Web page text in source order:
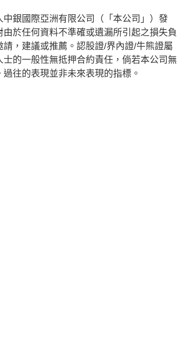
銀國際亞洲有限公司（「本公司」）發
於任何資料不準確或遺漏所引起之損失負
，建議或推薦。認股證/界內證/牛熊證屬
的一般性無抵押合約責任，倘若本公司無
往的表現並非未來表現的指標。